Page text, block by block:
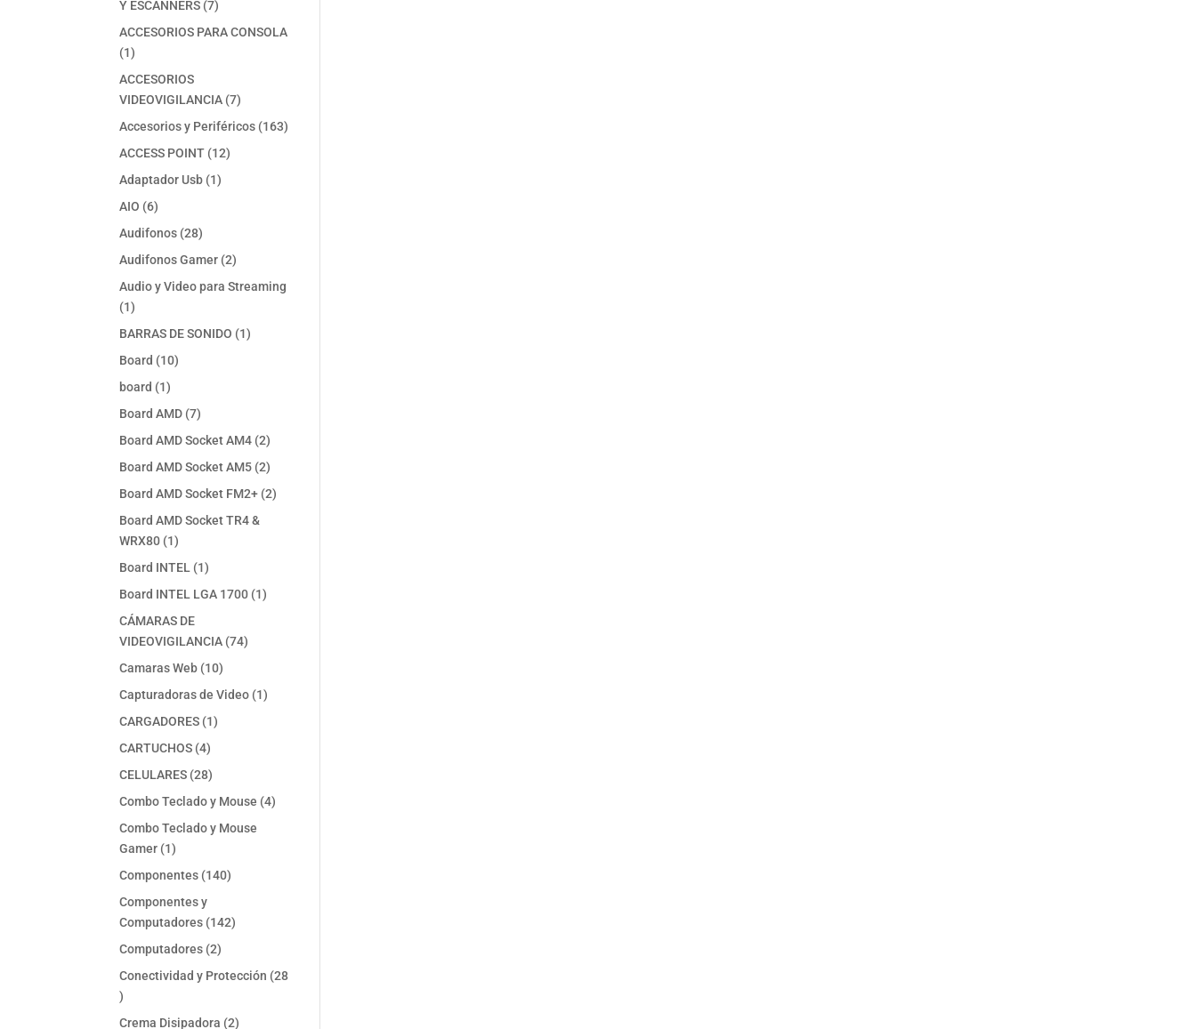
Y ESCANNERS 77
productos
ACCESORIOS PARA CONSOLA
11
producto
ACCESORIOS
VIDEOVIGILANCIA 77
productos
Accesorios y Periféricos 163163
ACCESS POINT 1212
Adaptador Usb 11
AIO 66
productos
Audifonos 2828
productos
Audifonos Gamer 22
productos
Audio y Video para Streaming
11
producto
BARRAS DE SONIDO 11
Board 1010
board 11
producto
Board AMD 77
productos
Board AMD Socket AM4 22
productos
Board AMD Socket AM5 22
productos
Board AMD Socket FM2+ 22
Board AMD Socket TR4 &
WRX80 11
producto
Board INTEL 11
producto
Board INTEL LGA 1700 11
CÁMARAS DE
VIDEOVIGILANCIA 7474
Camaras Web 1010
productos
Capturadoras de Video 11
CARGADORES 11
CARTUCHOS 44
productos
CELULARES 2828
productos
Combo Teclado y Mouse 44
Combo Teclado y Mouse
Gamer 11
producto
Componentes 140140
Componentes y
Computadores 142142
Computadores 22
productos
Conectividad y Protección 28
28
productos
Crema Disipadora 22